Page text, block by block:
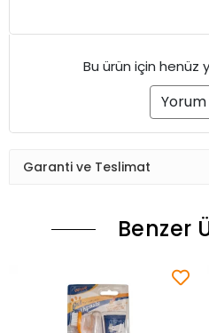
Bu ürün için henüz
Garanti ve Teslimat
Benzer